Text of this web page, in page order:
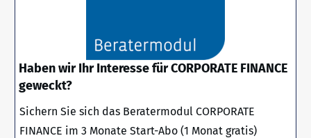
Haben wir Ihr Interesse für CORPORATE FINANCE
geweckt?
Sichern Sie sich das Beratermodul CORPORATE
FINANCE im 3 Monate Start-Abo (1 Monat gratis)